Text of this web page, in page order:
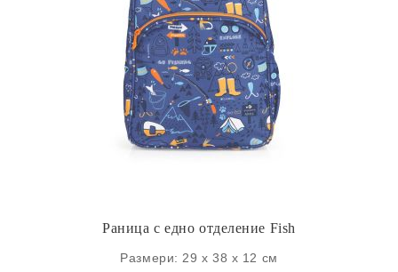
Раница с едно отделение Fish
Размери: 29 х 38 х 12 см